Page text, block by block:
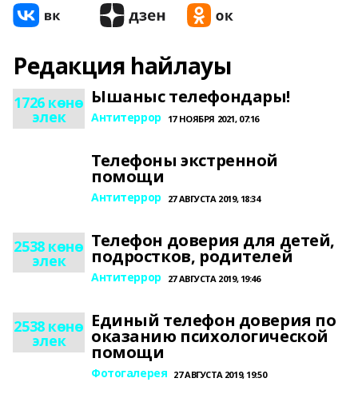
Редакция һайлауы
1726 көнө
элек
Ышаныс телефондары!
Антитеррор 17 НОЯБРЯ 2021, 07:16
Телефоны экстренной
помощи
Антитеррор 27 АВГУСТА 2019, 18:34
2538 көнө
элек
Телефон доверия для детей,
подростков, родителей
Антитеррор 27 АВГУСТА 2019, 19:46
2538 көнө
элек
Единый телефон доверия по
оказанию психологической
помощи
Фотогалерея 27 АВГУСТА 2019, 19:50